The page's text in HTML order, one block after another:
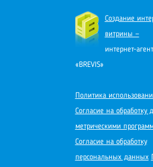
Создание
витрины —
интернет-
«BREVIS»
Политика
Согласие на обработку
метрическими
Согласие на обработку
персональных данных